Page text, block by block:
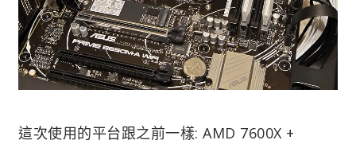
這次使用的平台跟之前一樣: AMD 7600X +